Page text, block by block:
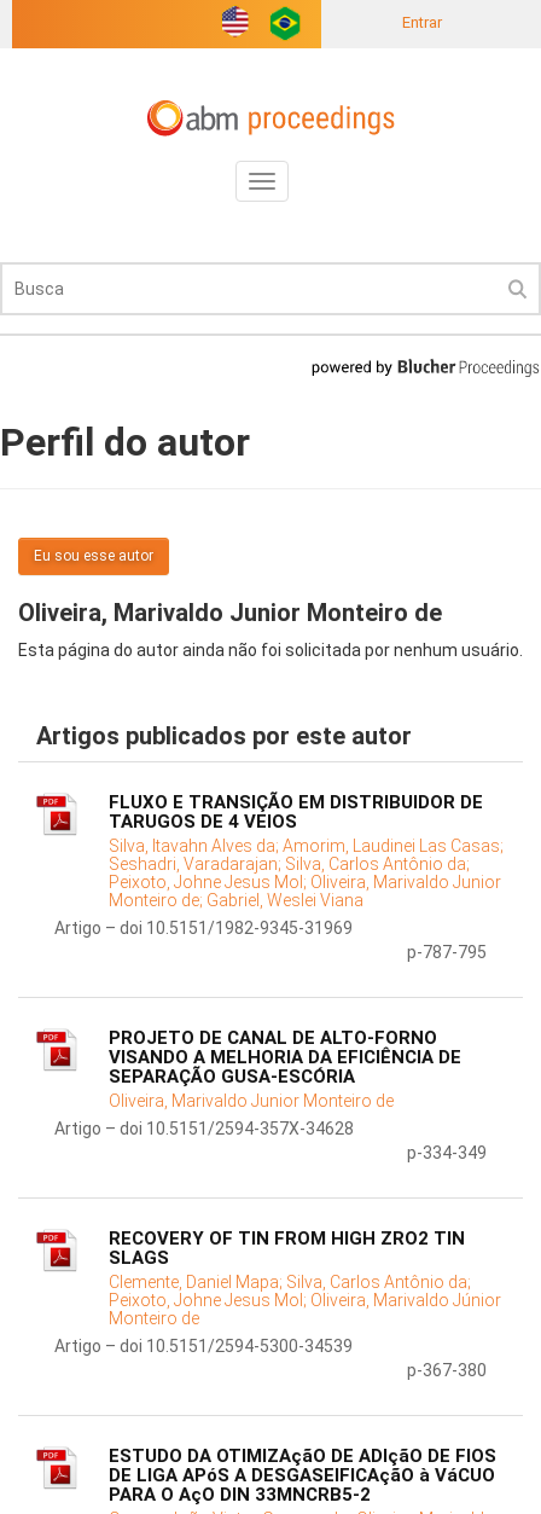
Entrar
Toggle
navigation
Perfil do autor
Eu sou esse autor
Oliveira, Marivaldo Junior Monteiro de
Esta página do autor ainda não foi solicitada por nenhum usuário.
Artigos publicados por este autor
FLUXO E TRANSIÇÃO EM DISTRIBUIDOR DE
TARUGOS DE 4 VEIOS
Silva, Itavahn Alves da; Amorim, Laudinei Las Casas;
Seshadri, Varadarajan; Silva, Carlos Antônio da;
Peixoto, Johne Jesus Mol; Oliveira, Marivaldo Junior
Monteiro de; Gabriel, Weslei Viana
Artigo – doi 10.5151/1982-9345-31969
p-787-795
PROJETO DE CANAL DE ALTO-FORNO
VISANDO A MELHORIA DA EFICIÊNCIA DE
SEPARAÇÃO GUSA-ESCÓRIA
Oliveira, Marivaldo Junior Monteiro de
Artigo – doi 10.5151/2594-357X-34628
p-334-349
RECOVERY OF TIN FROM HIGH ZRO2 TIN
SLAGS
Clemente, Daniel Mapa; Silva, Carlos Antônio da;
Peixoto, Johne Jesus Mol; Oliveira, Marivaldo Júnior
Monteiro de
Artigo – doi 10.5151/2594-5300-34539
p-367-380
ESTUDO DA OTIMIZAçãO DE ADIçãO DE FIOS
DE LIGA APóS A DESGASEIFICAçãO à VáCUO
PARA O AçO DIN 33MNCRB5-2